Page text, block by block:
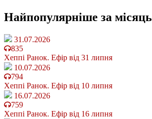
Найпопулярніше за місяць
31.07.2026
835
Хеппі Ранок. Ефір від 31 липня
10.07.2026
794
Хеппі Ранок. Ефір від 10 липня
16.07.2026
759
Хеппі Ранок. Ефір від 16 липня